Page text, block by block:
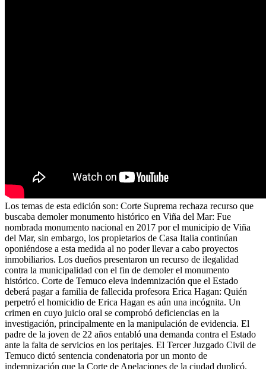
Los temas de esta edición son: Corte Suprema rechaza recurso que
buscaba demoler monumento histórico en Viña del Mar: Fue
nombrada monumento nacional en 2017 por el municipio de Viña
del Mar, sin embargo, los propietarios de Casa Italia continúan
oponiéndose a esta medida al no poder llevar a cabo proyectos
inmobiliarios. Los dueños presentaron un recurso de ilegalidad
contra la municipalidad con el fin de demoler el monumento
histórico. Corte de Temuco eleva indemnización que el Estado
deberá pagar a familia de fallecida profesora Erica Hagan: Quién
perpetró el homicidio de Erica Hagan es aún una incógnita. Un
crimen en cuyo juicio oral se comprobó deficiencias en la
investigación, principalmente en la manipulación de evidencia. El
padre de la joven de 22 años entabló una demanda contra el Estado
ante la falta de servicios en los peritajes. El Tercer Juzgado Civil de
Temuco dictó sentencia condenatoria por un monto de
indemnización que la Corte de Apelaciones de la ciudad duplicó.